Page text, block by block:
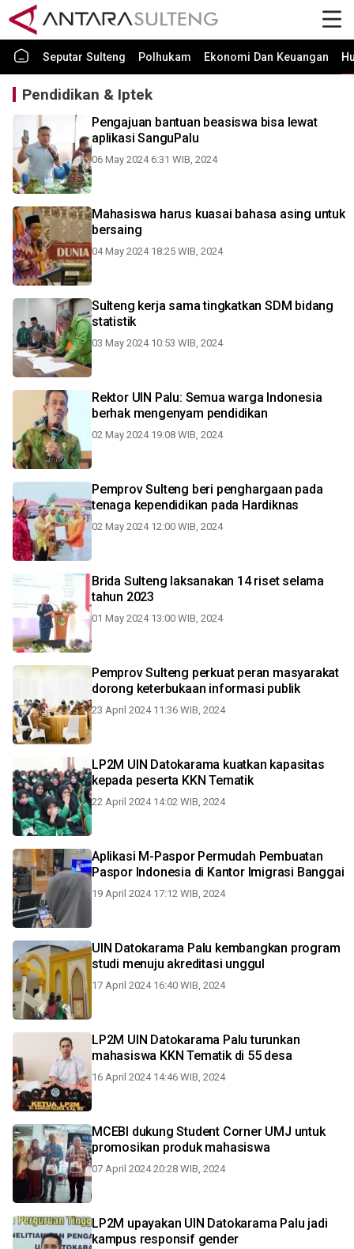
Seputar Sulteng Polhukam Ekonomi Dan Keuangan
Pendidikan & Iptek
Pengajuan bantuan beasiswa bisa lewat
aplikasi SanguPalu
06 May 2024 6:31 WIB, 2024
Mahasiswa harus kuasai bahasa asing untuk
bersaing
04 May 2024 18:25 WIB, 2024
Sulteng kerja sama tingkatkan SDM bidang
statistik
03 May 2024 10:53 WIB, 2024
Rektor UIN Palu: Semua warga Indonesia
berhak mengenyam pendidikan
02 May 2024 19:08 WIB, 2024
Pemprov Sulteng beri penghargaan pada
tenaga kependidikan pada Hardiknas
02 May 2024 12:00 WIB, 2024
Brida Sulteng laksanakan 14 riset selama
tahun 2023
01 May 2024 13:00 WIB, 2024
Pemprov Sulteng perkuat peran masyarakat
dorong keterbukaan informasi publik
23 April 2024 11:36 WIB, 2024
LP2M UIN Datokarama kuatkan kapasitas
kepada peserta KKN Tematik
22 April 2024 14:02 WIB, 2024
Aplikasi M-Paspor Permudah Pembuatan
Paspor Indonesia di Kantor Imigrasi Banggai
19 April 2024 17:12 WIB, 2024
UIN Datokarama Palu kembangkan program
studi menuju akreditasi unggul
17 April 2024 16:40 WIB, 2024
LP2M UIN Datokarama Palu turunkan
mahasiswa KKN Tematik di 55 desa
16 April 2024 14:46 WIB, 2024
MCEBI dukung Student Corner UMJ untuk
promosikan produk mahasiswa
07 April 2024 20:28 WIB, 2024
LP2M upayakan UIN Datokarama Palu jadi
kampus responsif gender